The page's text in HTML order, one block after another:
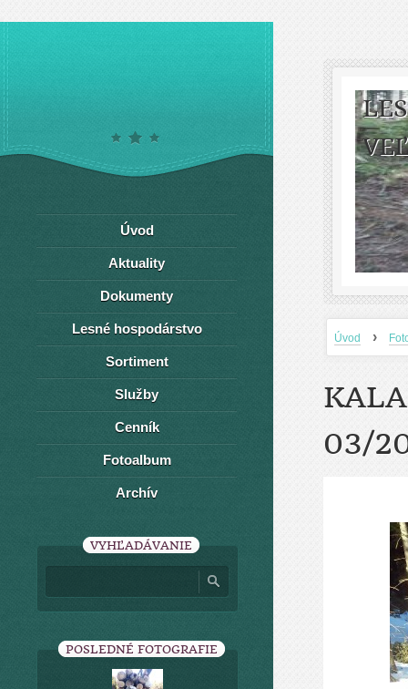
Úvod ›
03/
Úvod
Aktuality
Dokumenty
Lesné hospodárstvo
Sortiment
Služby
Cenník
Fotoalbum
Archív
VYHĽADÁVANIE
POSLEDNÉ FOTOGRAFIE